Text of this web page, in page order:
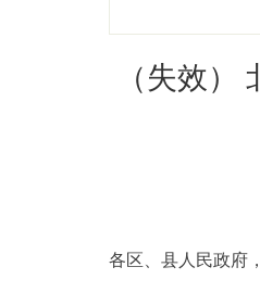
政务公开
（失效
各区、县人民政府